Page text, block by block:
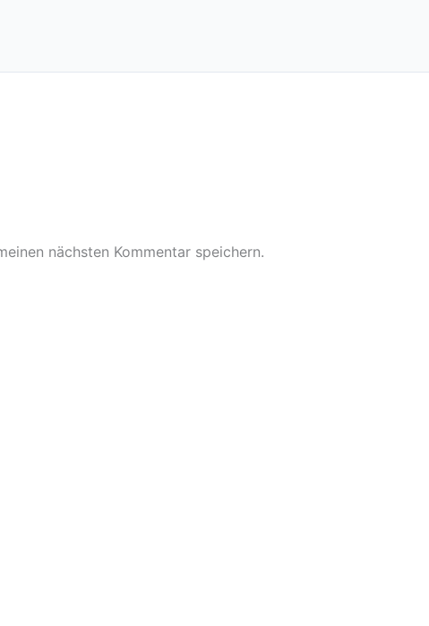
nächsten Kommentar speichern.